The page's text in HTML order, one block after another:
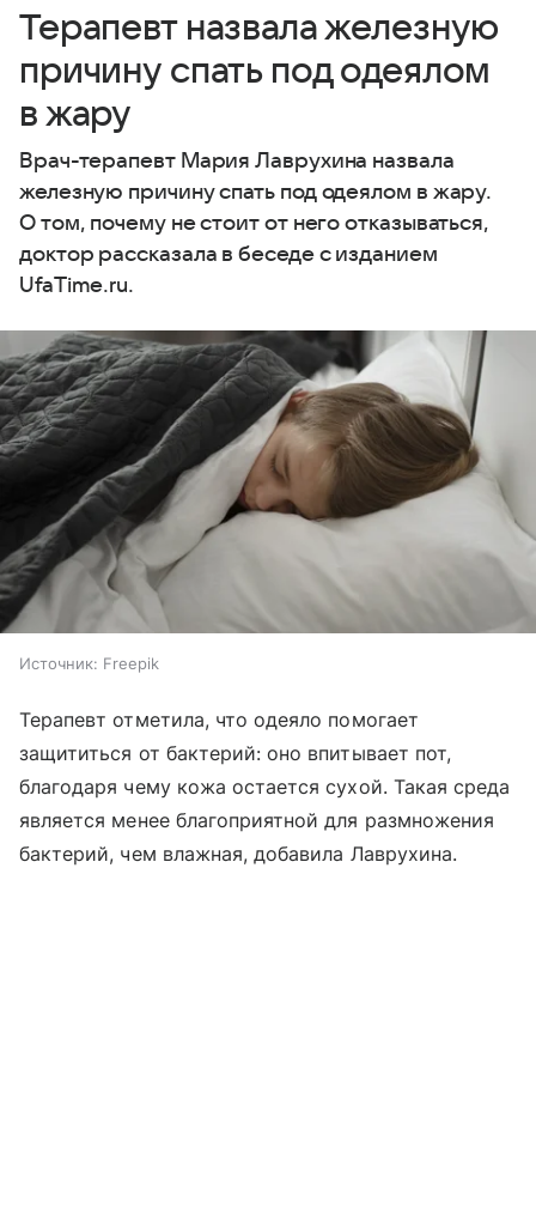
Терапевт назвала железную
причину спать под одеялом
в жару
Врач-терапевт Мария Лаврухина назвала
железную причину спать под одеялом в жару.
О том, почему не стоит от него отказываться,
доктор рассказала в беседе с изданием
UfaTime.ru.
Источник: Freepik
Терапевт отметила, что одеяло помогает
защититься от бактерий: оно впитывает пот,
благодаря чему кожа остается сухой. Такая среда
является менее благоприятной для размножения
бактерий, чем влажная, добавила Лаврухина.